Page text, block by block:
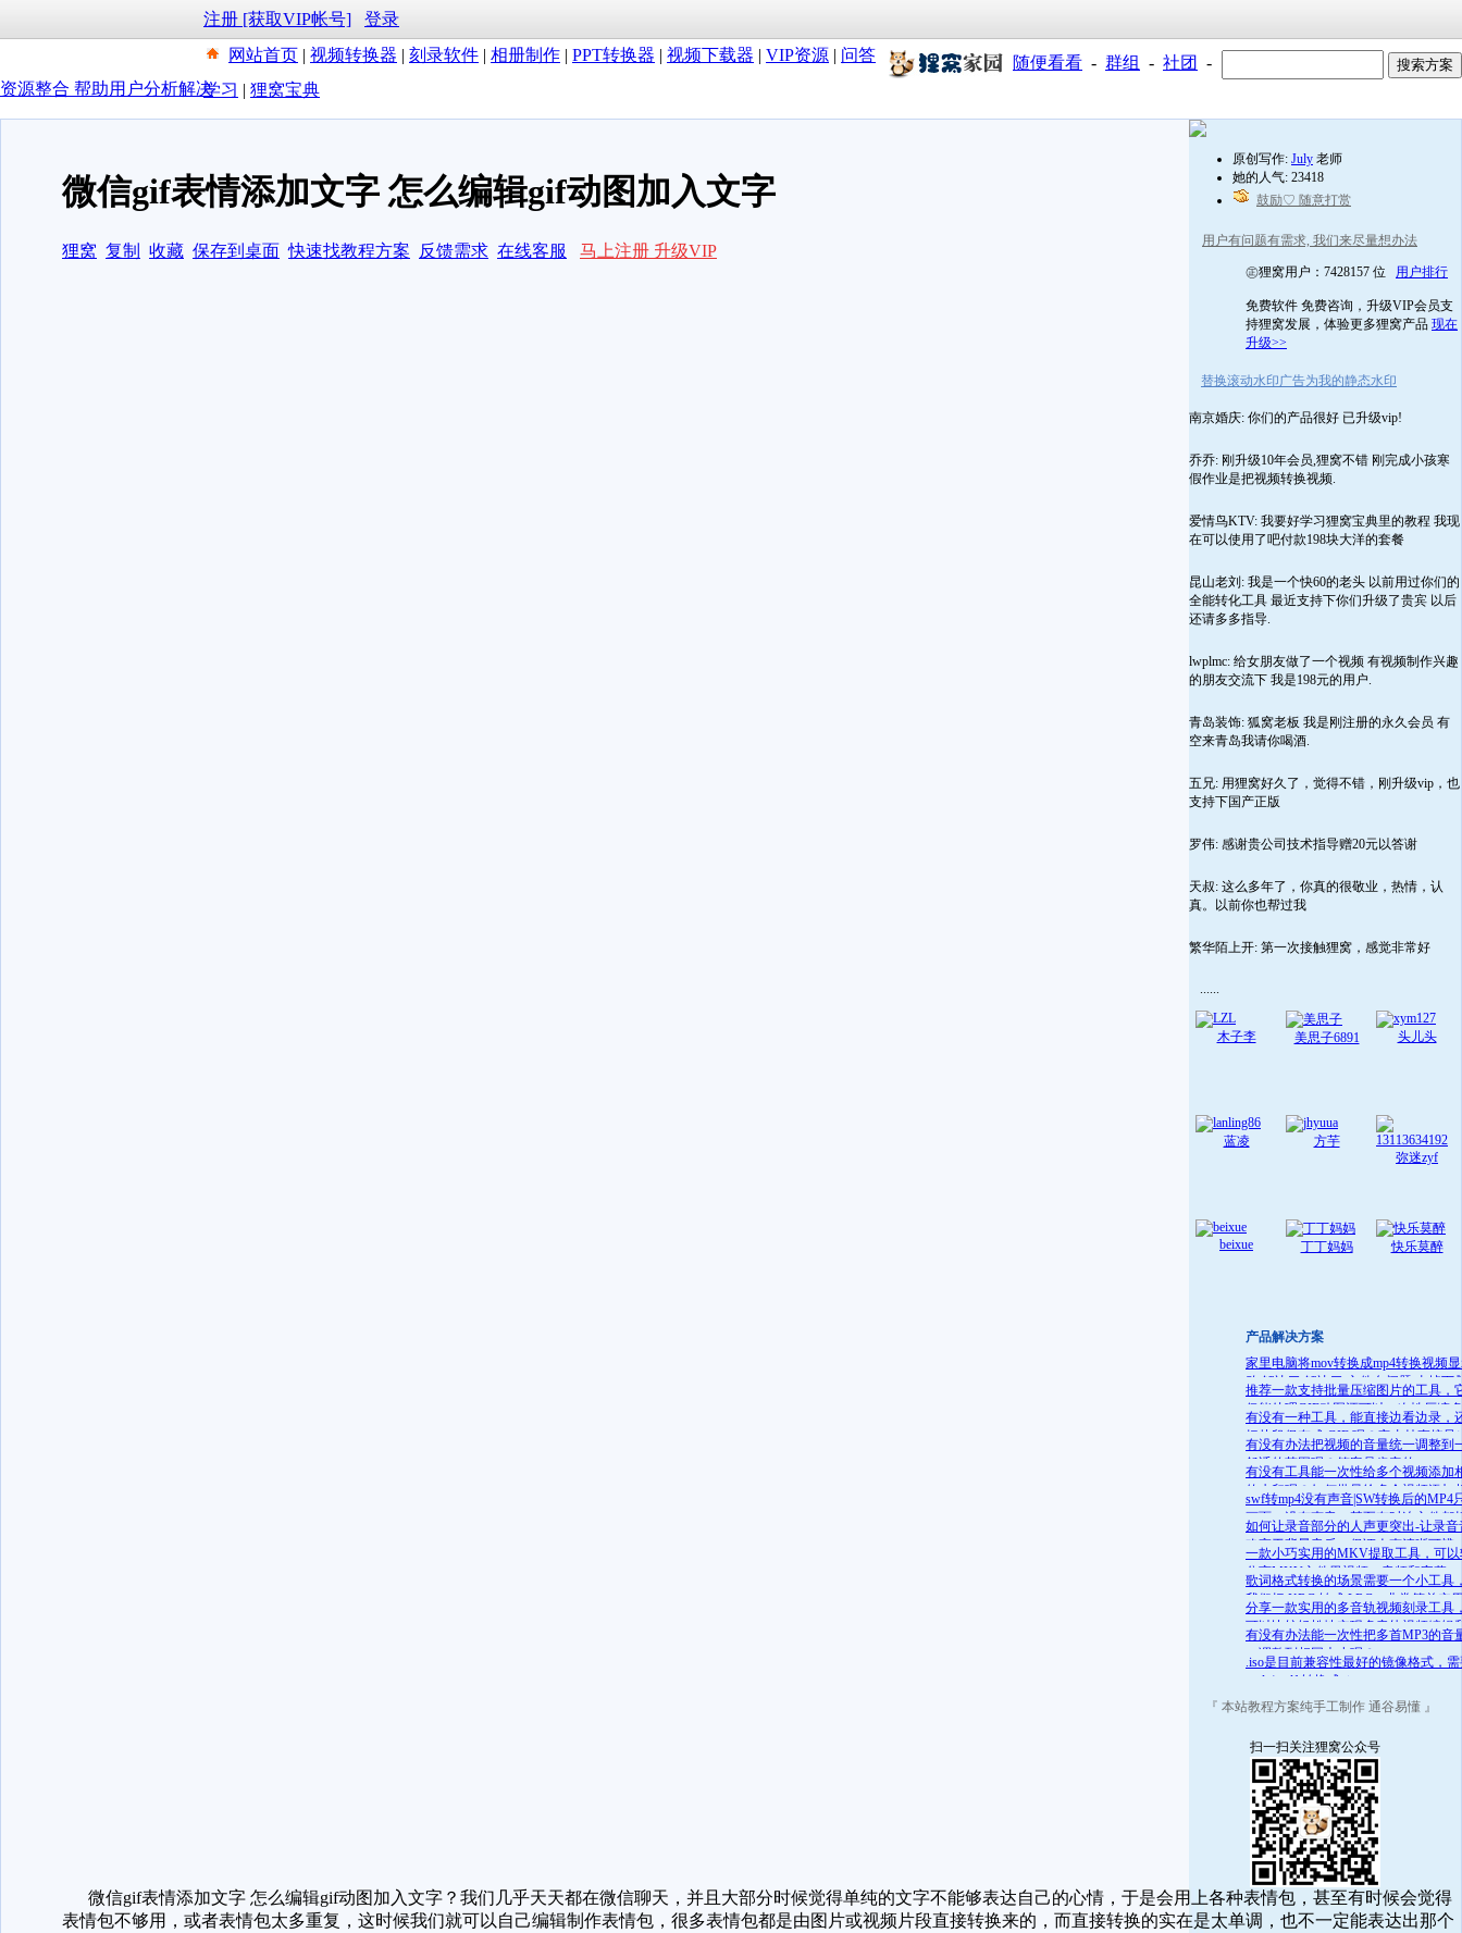
注册 [获取VIP帐号]
登录
网站首页 | 视频转换器 | 刻录软件 | 相册制作 | PPT转换器 | 视频下载器 | VIP资源 | 问答
学习 | 狸窝宝典
随便看看 - 群组 - 社团
-
资源整合 帮助用户分析解决
原创写作: July 老师
她的人气: 23418
鼓励♡ 随意打赏
用户有问题有需求, 我们来尽量想办法
㊣狸窝用户：7428157 位 用户排行
免费软件 免费咨询，升级VIP会员支
持狸窝发展，体验更多狸窝产品 现在
升级>>
替换滚动水印广告为我的静态水印
南京婚庆: 你们的产品很好 已升级vip!
乔乔: 刚升级10年会员,狸窝不错 刚完成小孩寒
假作业是把视频转换视频.
爱情鸟KTV: 我要好学习狸窝宝典里的教程 我现
在可以使用了吧付款198块大洋的套餐
昆山老刘: 我是一个快60的老头 以前用过你们的
全能转化工具 最近支持下你们升级了贵宾 以后
还请多多指导.
lwplmc: 给女朋友做了一个视频 有视频制作兴趣
的朋友交流下 我是198元的用户.
青岛装饰: 狐窝老板 我是刚注册的永久会员 有
空来青岛我请你喝酒.
五兄: 用狸窝好久了，觉得不错，刚升级vip，也
支持下国产正版
罗伟: 感谢贵公司技术指导赠20元以答谢
天叔: 这么多年了，你真的很敬业，热情，认
真。以前你也帮过我
繁华陌上开: 第一次接触狸窝，感觉非常好
......
木子李 美思子6891 头儿头
蓝凌
方芋
弥迷zyf
beixue 丁丁妈妈 快乐莫醉
产品解决方案
家里电脑将mov转换成mp4转换视频
败 解决了:解决了 文件名问题 去掉下
就可
推荐一款支持批量压缩图片的工具，
仅能处理GIF动图还可以一次性压缩
件
有没有一种工具，能直接边看边录，
把片段保存成 GIF 呢？它支持直接导
GIF 格式，
有没有办法把视频的音量统一调整到
舒适的范围呢？答案是肯定的
有没有工具能一次性给多个视频添加
的水印呢？如何批量给多个视频添加
的水印
swf转mp4没有声音|SW转换后的MP4
画面，没有声音，甚至有时连文件都
开
如何让录音部分的人声更突出-让录音
略高于背景音乐，保证人声清晰可辨
一款小巧实用的MKV提取工具，可
分离MKV文件里视频、音频和字幕
歌词格式转换的场景需要一个小工具
我们把 KRC 转成 LRC，非常简单实
分享一款实用的多音轨视频刻录工具
可以比较轻松地实现多音轨视频编辑
录
有没有办法能一次性把多首MP3的音
一调整到相同大小呢？
.iso是目前兼容性最好的镜像格式，
.mds/.mdf 转换成 .iso
『 本站教程方案纯手工制作 通谷易懂 』
扫一扫关注狸窝公众号
微信gif表情添加文字 怎么编辑gif动图加入文字
狸窝 复制 收藏 保存到桌面 快速找教程方案 反馈需求 在线客服 马上注册 升级VIP
微信gif表情添加文字 怎么编辑gif动图加入文字？我们几乎天天都在微信聊天，并且大部分时候觉得单纯的文字不能够表达自己的心情，于是会用上各种表情包，甚至有时候会觉得
表情包不够用，或者表情包太多重复，这时候我们就可以自己编辑制作表情包，很多表情包都是由图片或视频片段直接转换来的，而直接转换的实在是太单调，也不一定能表达出那个